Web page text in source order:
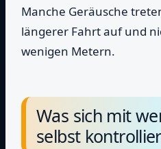
Manche Geräusche
längerer Fahrt auf und
wenigen Metern.
Was sich mit
selbst